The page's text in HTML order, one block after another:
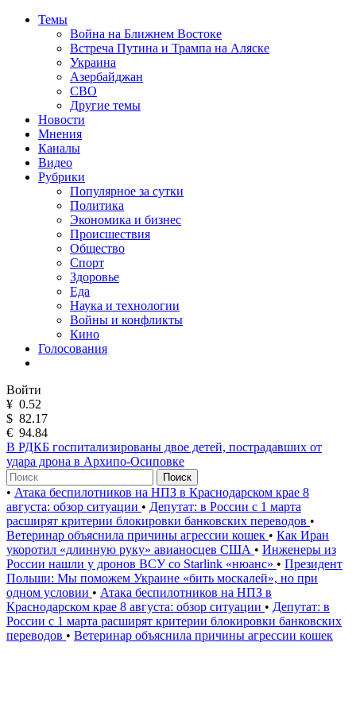
Темы
Война на Ближнем Востоке
Встреча Путина и Трампа на Аляске
Украина
Азербайджан
СВО
Другие темы
Новости
Мнения
Каналы
Видео
Рубрики
Популярное за сутки
Политика
Экономика и бизнес
Происшествия
Общество
Спорт
Здоровье
Еда
Наука и технологии
Войны и конфликты
Кино
Голосования
Войти
¥ 0.52
$ 82.17
€ 94.84
В РДКБ госпитализированы двое детей, пострадавших от
удара дрона в Архипо-Осиповке
Поиск
• Атака беспилотников на НПЗ в Краснодарском крае 8
августа: обзор ситуации • Депутат: в России с 1 марта
расширят критерии блокировки банковских переводов •
Ветеринар объяснила причины агрессии кошек • Как Иран
укоротил «длинную руку» авианосцев США • Инженеры из
России нашли у дронов ВСУ со Starlink «нюанс» • Президент
Польши: Мы поможем Украине «бить москалей», но при
одном условии • Атака беспилотников на НПЗ в
Краснодарском крае 8 августа: обзор ситуации • Депутат: в
России с 1 марта расширят критерии блокировки банковских
переводов • Ветеринар объяснила причины агрессии кошек